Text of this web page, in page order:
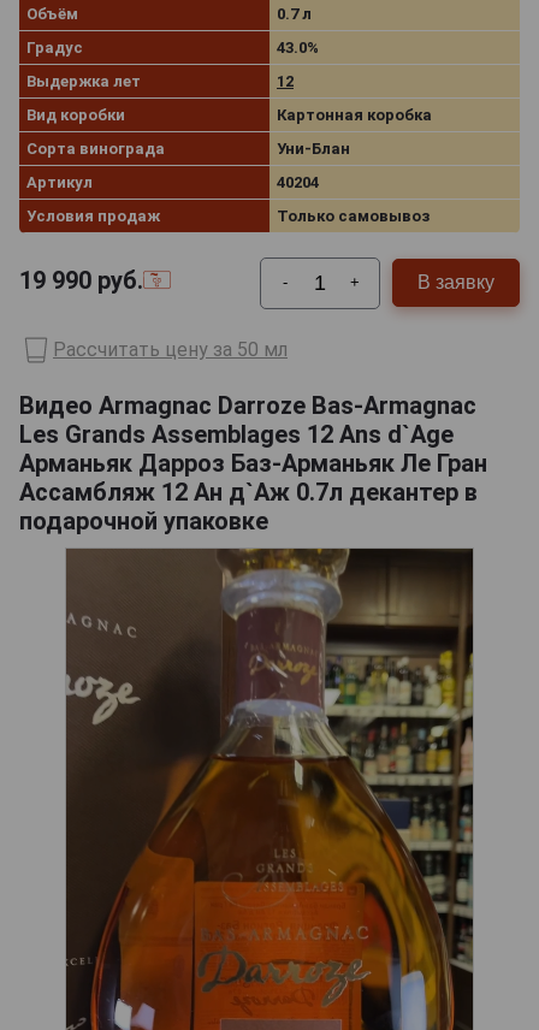
Объём
0.7 л
Градус
43.0%
Выдержка лет
12
Вид коробки
Картонная коробка
Сорта винограда
Уни-Блан
Артикул
40204
Условия продаж
Только самовывоз
19 990 руб. - + В заявку
Рассчитать цену за 50 мл
Видео Armagnac Darroze Bas-Armagnac
Les Grands Assemblages 12 Ans d`Age
Арманьяк Дарроз Баз-Арманьяк Ле Гран
Ассамбляж 12 Ан д`Аж 0.7л декантер в
подарочной упаковке